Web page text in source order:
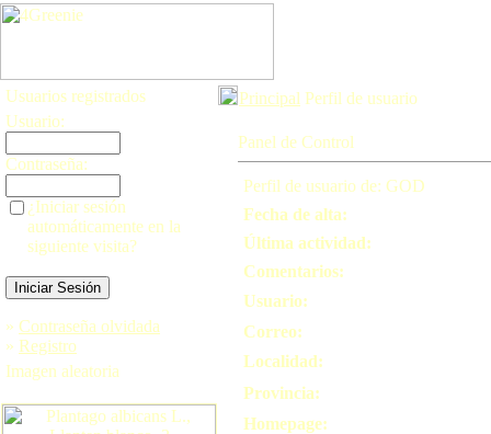
Usuarios registrados
Usuario:
Contraseña:
¿Iniciar sesión
automáticamente en la
siguiente visita?
» Contraseña olvidada
» Registro
Imagen aleatoria
Principal Perfil de usuario
Panel de Control
Perfil de usuario de: GOD
Fecha de alta:
Última actividad:
Comentarios:
Usuario:
Correo:
Localidad:
Provincia:
Homepage: